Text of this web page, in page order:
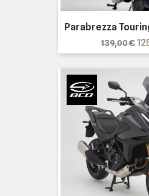
Parabrezza
Prezzo
base
139,00 €